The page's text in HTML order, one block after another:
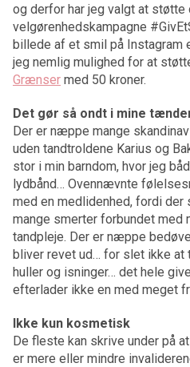
og derfor har jeg valgt at støtte
velgørenhedskampagne
billede af et smil på Instagram
jeg nemlig mulighed for at
Grænser med 50 kroner.
Det gør så ondt i mine
Der er næppe mange
uden tandtroldene Karius og
stor i min barndom, hvor jeg
lydbånd… Ovennævnte
med en medlidenhed, fordi
mange smerter forbundet med
tandpleje. Der er næppe
bliver revet ud… for slet ikke
huller og isninger… det hele
efterlader ikke en med meget
Ikke kun kosmetisk
De fleste kan skrive under på
er mere eller mindre